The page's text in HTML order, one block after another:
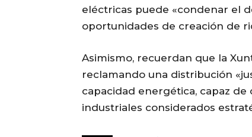
eléctricas puede «condenar el
oportunidades de creación de
Asimismo, recuerdan que la
reclamando una distribución
capacidad energética, capaz
industriales considerados